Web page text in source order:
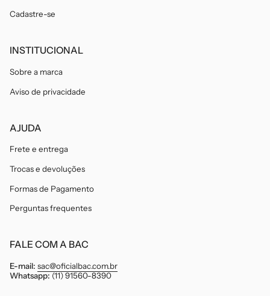
Cadastre-se
INSTITUCIONAL
Sobre a marca
Aviso de privacidade
AJUDA
Frete e entrega
Trocas e devoluções
Formas de Pagamento
Perguntas frequentes
FALE COM A BAC
E-mail: sac@oficialbac.com.br
Whatsapp: (11) 91560-8390